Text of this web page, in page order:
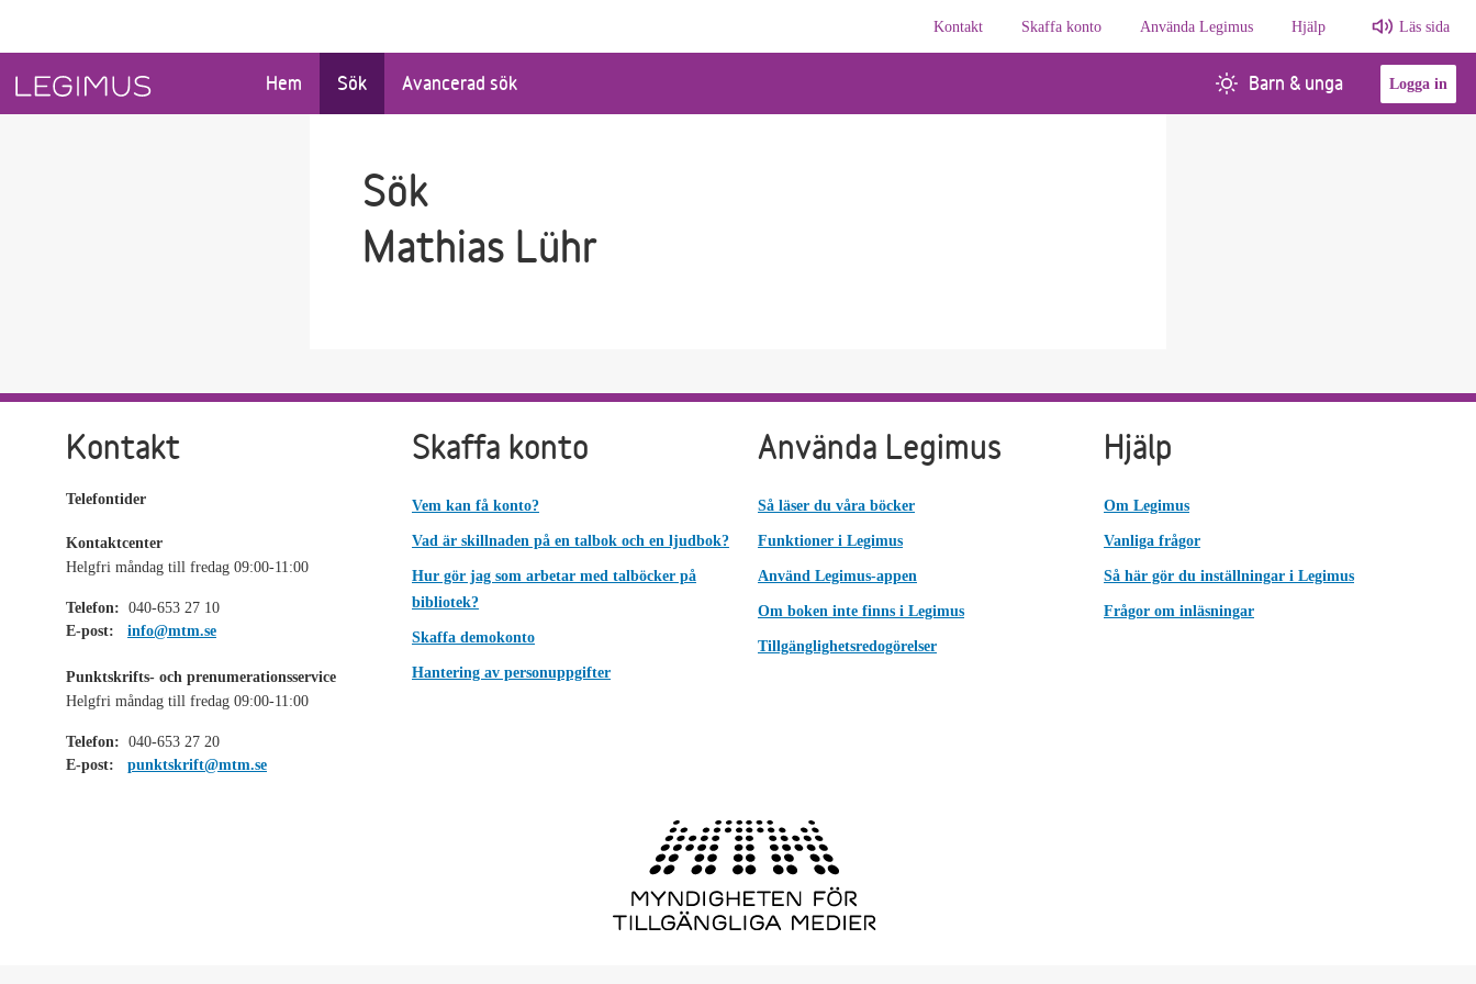
Kontakt
Skaffa konto Använda Legimus Hjälp Läs sida
Hem Sök Avancerad sök Barn & unga Logga in
Sök
Mathias Lühr
Kontakt
Telefontider
Kontaktcenter
Helgfri måndag till fredag 09:00-11:00
Telefon: 040-653 27 10
E-post:
info@mtm.se
Punktskrifts- och prenumerationsservice
Helgfri måndag till fredag 09:00-11:00
Telefon: 040-653 27 20
E-post:
punktskrift@mtm.se
Skaffa konto
Vem kan få konto?
Vad är skillnaden på en talbok och en ljudbok?
Hur gör jag som arbetar med talböcker på
bibliotek?
Skaffa demokonto
Hantering av personuppgifter
Använda Legimus
Så läser du våra böcker
Funktioner i Legimus
Använd Legimus-appen
Om boken inte finns i Legimus
Tillgänglighetsredogörelser
Hjälp
Om Legimus
Vanliga frågor
Så här gör du inställningar i Legimus
Frågor om inläsningar